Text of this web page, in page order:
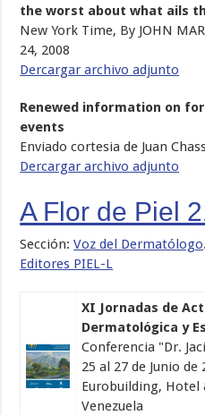
the worst about what ails
New York Time, By JOHN
24, 2008
Dercargar archivo adjunto
Renewed information on
events
Enviado cortesia de Juan
Dercargar archivo adjunto
A Flor de Piel
Sección:Voz del Dermatólogo
Editores PIEL-L
XI Jornadas de
Dermatológica y
Conferencia "Dr.
25 al 27 de Junio de
Eurobuilding, Hotel
Venezuela